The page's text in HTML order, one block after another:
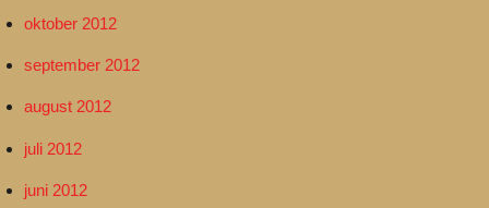
oktober 2012
september 2012
august 2012
juli 2012
juni 2012